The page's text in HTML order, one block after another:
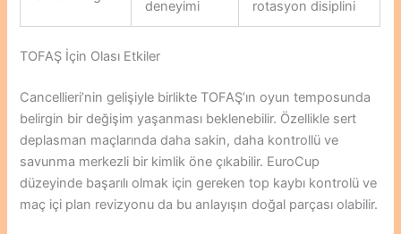
deneyimi
rotasyon disiplini
TOFAŞ İçin Olası Etkiler
Cancellieri’nin gelişiyle birlikte TOFAŞ’ın oyun temposunda
belirgin bir değişim yaşanması beklenebilir. Özellikle sert
deplasman maçlarında daha sakin, daha kontrollü ve
savunma merkezli bir kimlik öne çıkabilir. EuroCup
düzeyinde başarılı olmak için gereken top kaybı kontrolü ve
maç içi plan revizyonu da bu anlayışın doğal parçası olabilir.